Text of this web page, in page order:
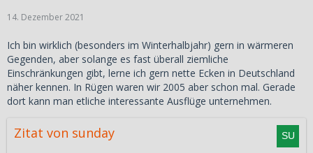
(Osettai) anbieten.
Pastorallandschaften, entlang der Küsten des ruhigen
Seto-Binnenmeeres, des wilden Pazifischen Ozeans und
steiler, heiliger Berge. In dieser Umgebung wird einem
allmählich bewusst, dass sie etwas ganz Besonderes
sind, und es entsteht ein Gefühl der Zuneigung für
verstärkt wird.
14. Dezember 2021
Ich bin wirklich (besonders im Winterhalbjahr) gern in wärmeren
Gegenden, aber solange es fast überall ziemliche
Einschränkungen gibt, lerne ich gern nette Ecken in Deutschland
näher kennen. In Rügen waren wir 2005 aber schon mal. Gerade
dort kann man etliche interessante Ausflüge unternehmen.
Zitat von sunday